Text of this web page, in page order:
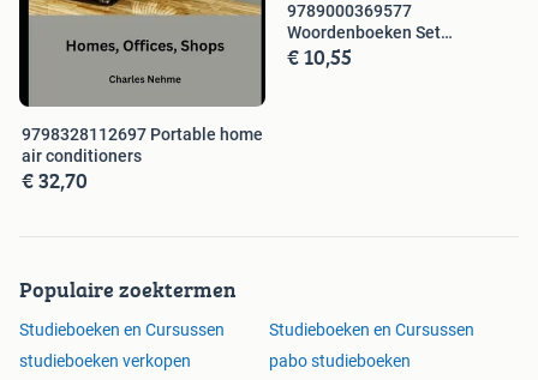
9798328112697 Portable home
air conditioners
€ 32,70
9789000369577
Woordenboeken Set
Nederlands en Nederlands ...
€ 10,55
Populaire zoektermen
Studieboeken en Cursussen
Studieboeken en Cursussen
studieboeken verkopen
pabo studieboeken